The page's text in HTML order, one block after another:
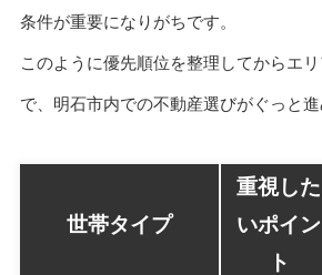
条件が重要になりがちです。
このように優先順位を整理してからエ
で、明石市内での不動産選びがぐっと進
世帯タイプ
重視した
いポイン
ト